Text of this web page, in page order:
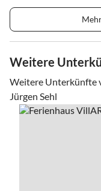
Weitere
Weitere Unterkünfte
Jürgen Sehl